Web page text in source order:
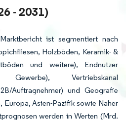
- 2031)
ist segmentiert nach
Holzböden, Keramik- &
und weitere), Endnutzer
Vertriebskanal
Auftragnehmer) und Geografie
Europa, Asien-Pazifik sowie Naher
werden in Werten (Mrd.